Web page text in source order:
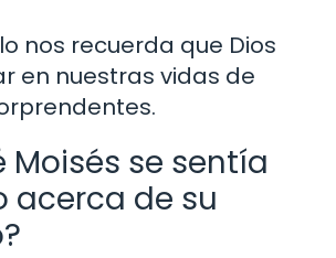
nos recuerda que Dios
en nuestras vidas de
Moisés se sentía
acerca de su